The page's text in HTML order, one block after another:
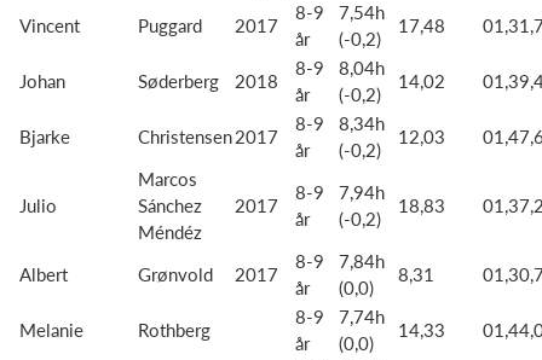
Vincent
Puggard 2017
8-9
år
7,54h
(-0,2)
17,48
Johan Søderberg 2018
8-9
år
8,04h
(-0,2)
14,02
Bjarke Christensen2017
8-9
år
8,34h
(-0,2)
12,03
Julio
Marcos
Sánchez
Méndéz
2017
8-9
år
7,94h
(-0,2)
18,83
Albert Grønvold 2017
8-9
år
7,84h
(0,0)
8,31
Melanie Rothberg
8-9
år
7,74h
(0,0)
14,33